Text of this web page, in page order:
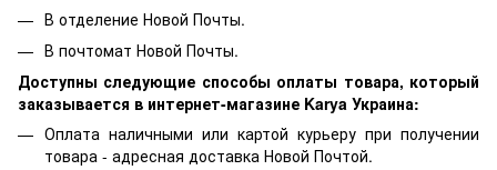
В отделение Новой Почты.
В почтомат Новой Почты.
Доступны следующие способы оплаты товара, который
заказывается в интернет-магазине Karya Украина:
Оплата наличными или картой курьеру при получении
товара - адресная доставка Новой Почтой.